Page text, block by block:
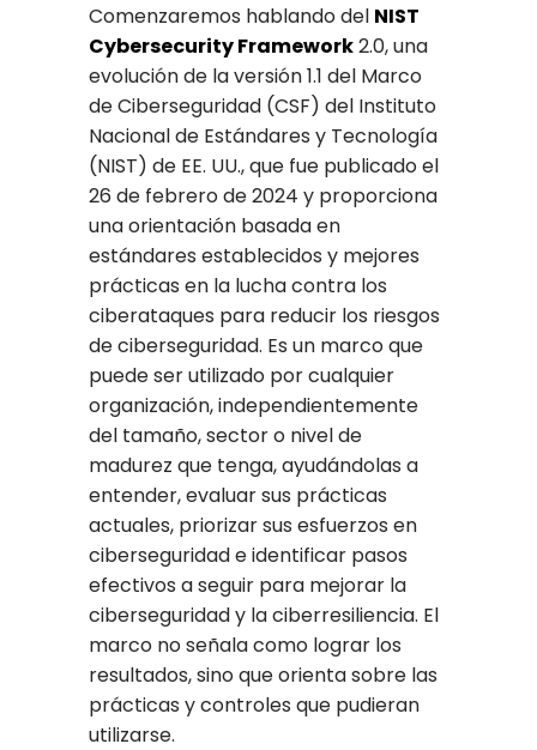
Comenzaremos hablando del NIST
Cybersecurity Framework2.0, una
evolución de la versión 1.1 del Marco
de Ciberseguridad (CSF) del Instituto
Nacional de Estándares y Tecnología
(NIST) de EE. UU., que fue publicado el
26 de febrero de 2024 y proporciona
una orientación basada en
estándares establecidos y mejores
prácticas en la lucha contra los
ciberataques para reducir los riesgos
de ciberseguridad. Es un marco que
puede ser utilizado por cualquier
organización, independientemente
del tamaño, sector o nivel de
madurez que tenga, ayudándolas a
entender, evaluar sus prácticas
actuales, priorizar sus esfuerzos en
ciberseguridad e identificar pasos
efectivos a seguir para mejorar la
ciberseguridad y la ciberresiliencia. El
marco no señala como lograr los
resultados, sino que orienta sobre las
prácticas y controles que pudieran
utilizarse.